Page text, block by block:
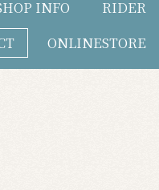
INFO
RIDER
ONLINESTORE